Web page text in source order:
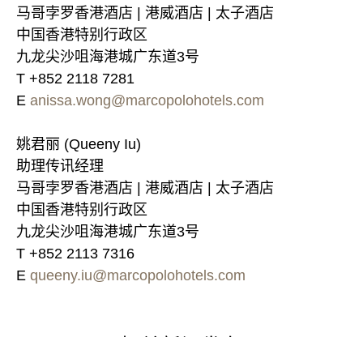
马哥孛罗香港酒店 | 港威酒店 | 太子酒店
中国香港特别行政区
九龙尖沙咀海港城广东道3号
T +852 2118 7281
E anissa.wong@marcopolohotels.com
姚君丽 (Queeny Iu)
助理传讯经理
马哥孛罗香港酒店 | 港威酒店 | 太子酒店
中国香港特别行政区
九龙尖沙咀海港城广东道3号
T +852 2113 7316
E queeny.iu@marcopolohotels.com